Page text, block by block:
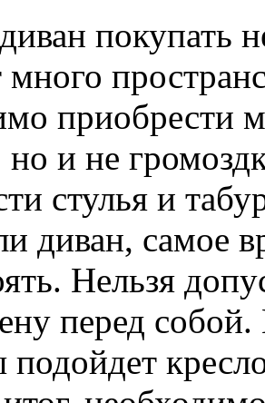
покупать
много
приобрести
и не
стулья и
диван, самое
Нельзя
перед
подойдет